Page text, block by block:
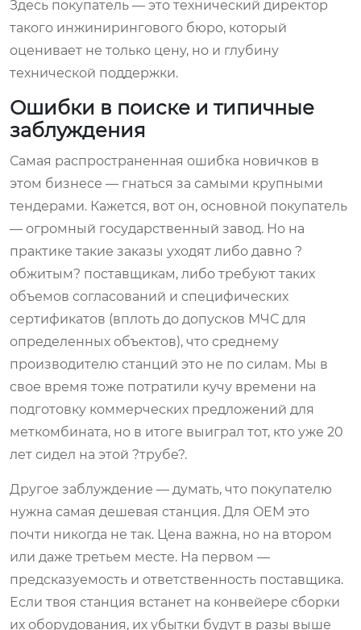
Здесь покупатель — это технический директор
такого инжинирингового бюро, который
оценивает не только цену, но и глубину
технической поддержки.
Ошибки в поиске и типичные
заблуждения
Самая распространенная ошибка новичков в
этом бизнесе — гнаться за самыми крупными
тендерами. Кажется, вот он, основной покупатель
— огромный государственный завод. Но на
практике такие заказы уходят либо давно ?
обжитым? поставщикам, либо требуют таких
объемов согласований и специфических
сертификатов (вплоть до допусков МЧС для
определенных объектов), что среднему
производителю станций это не по силам. Мы в
свое время тоже потратили кучу времени на
подготовку коммерческих предложений для
меткомбината, но в итоге выиграл тот, кто уже 20
лет сидел на этой ?трубе?.
Другое заблуждение — думать, что покупателю
нужна самая дешевая станция. Для OEM это
почти никогда не так. Цена важна, но на втором
или даже третьем месте. На первом —
предсказуемость и ответственность поставщика.
Если твоя станция встанет на конвейере сборки
их оборудования, их убытки будут в разы выше